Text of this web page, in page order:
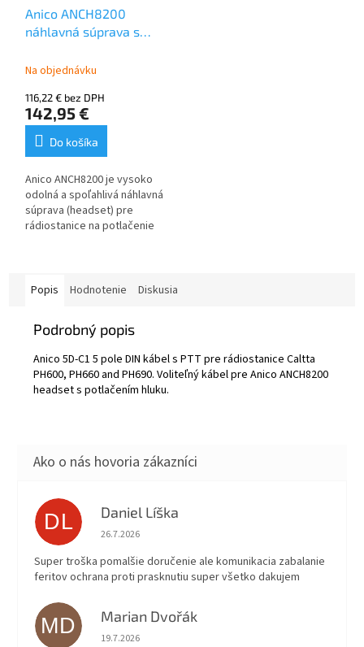
Anico ANCH8200
náhlavná súprava s
kábla
Na objednávku
116,22 € bez DPH
142,95 €
Do košíka
Anico ANCH8200 je vysoko
odolná a spoľahlivá náhlavná
súprava (headset) pre
rádiostanice na potlačenie
našom eshope). Headset je
bezpečnostných a
Poskytuje vhodné riešenie
pre koncerty, festivaly,
športové udalosti, pri ktorých
vlastnosťou produktu je, že
zabezpečuje, aby ľudia mohli
navzájom efektívne
komunikovať.
Popis Hodnotenie Diskusia
Podrobný popis
Anico 5D-C1 5 pole DIN kábel s PTT pre rádiostanice Caltta
PH600, PH660 and PH690. Voliteľný kábel pre Anico ANCH8200
headset s potlačením hluku.
DL Daniel Líška
Hodnotenie obchodu je 5 z 5 hviezdičiek.
26.7.2026
Super troška pomalšie doručenie ale komunikacia zabalanie
feritov ochrana proti prasknutiu super všetko dakujem
MD Marian Dvořák
Hodnotenie obchodu je 5 z 5 hviezdičiek.
19.7.2026